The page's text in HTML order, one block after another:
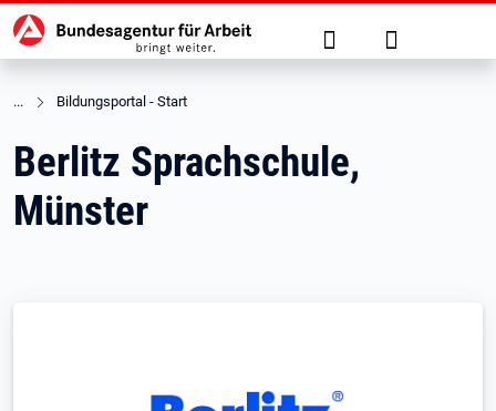
zu den Hauptinhalten springen
Hauptnavigation Suche Anmelden
Bildungsportal - Start
Berlitz Sprachschule,
Münster